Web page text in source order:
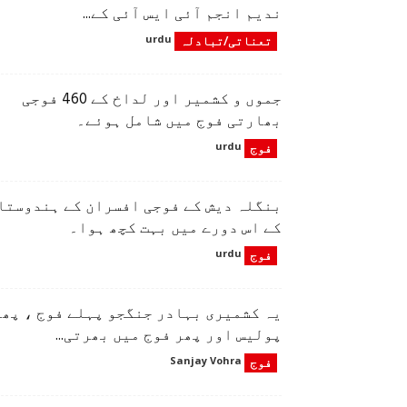
ندیم انجم آئی ایس آئی کے...
تعناتی/تبادلہ urdu
جموں و کشمیر اور لداخ کے 460 فوجی
بھارتی فوج میں شامل ہوئے۔
فوج urdu
بنگلہ دیش کے فوجی افسران کے
کے اس دورے میں بہت کچھ ہوا۔
فوج urdu
یہ کشمیری بہادر جنگجو پہلے فوج ،
پولیس اور پھر فوج میں بھرتی...
فوج Sanjay Vohra